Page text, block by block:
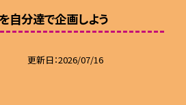
自分達で企画しよう
更新日 2026/07/16